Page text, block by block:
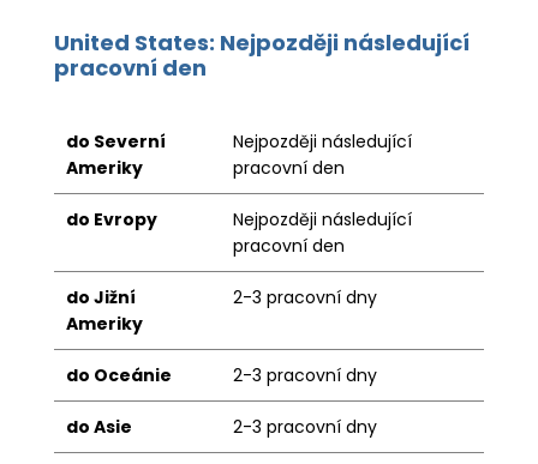
United States: Nejpozději následující
pracovní den
do Severní
Ameriky
Nejpozději následující
pracovní den
do Evropy
Nejpozději následující
pracovní den
do Jižní
Ameriky
2-3 pracovní dny
do Oceánie 2-3 pracovní dny
do Asie 2-3 pracovní dny